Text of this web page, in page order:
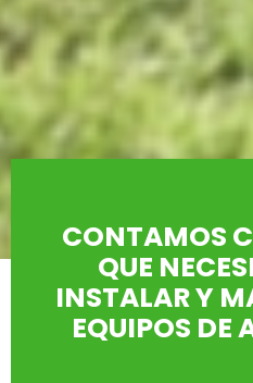
CONTAMOS
QUE
INSTALAR Y
EQUIPOS DE